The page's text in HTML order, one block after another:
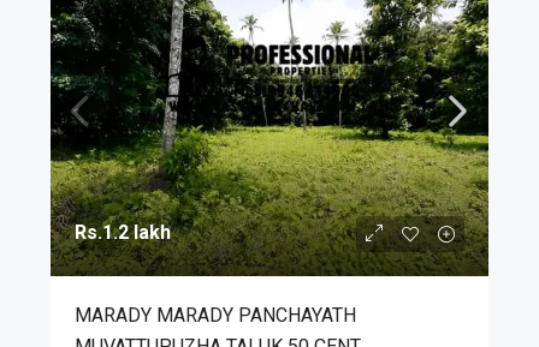
Rs.1.2 lakh
MARADY MARADY PANCHAYATH